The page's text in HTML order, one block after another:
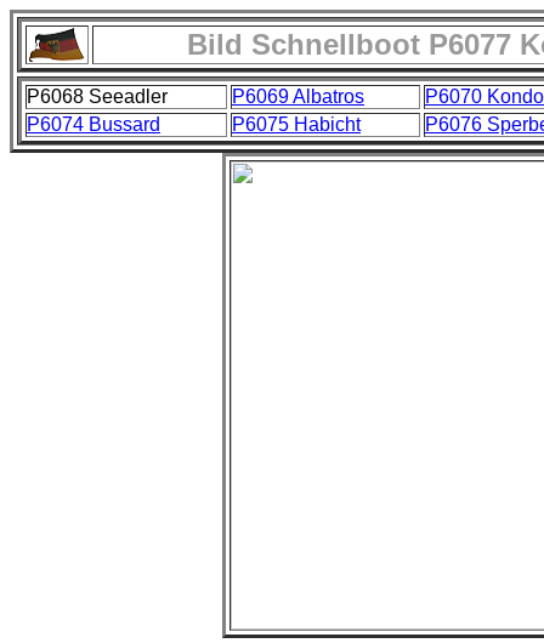
Bild Schnellboot P6077
P6068 Seeadler P6069 Albatros
P6070
P6074 Bussard
P6075 Habicht P6076